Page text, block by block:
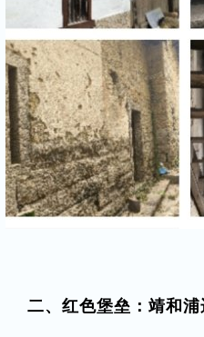
二、红色堡垒：靖和